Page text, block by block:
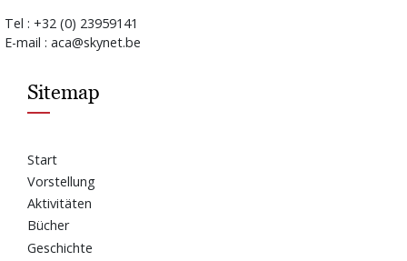
Tel : +32 (0) 23959141
E-mail : aca@skynet.be
Sitemap
Start
Vorstellung
Aktivitäten
Bücher
Geschichte